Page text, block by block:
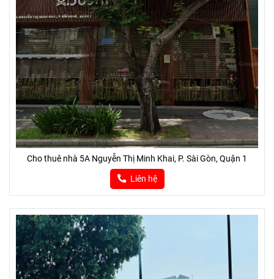
Cho thuê nhà 5A Nguyễn Thị Minh Khai, P. Sài Gòn, Quận 1
Liên hệ